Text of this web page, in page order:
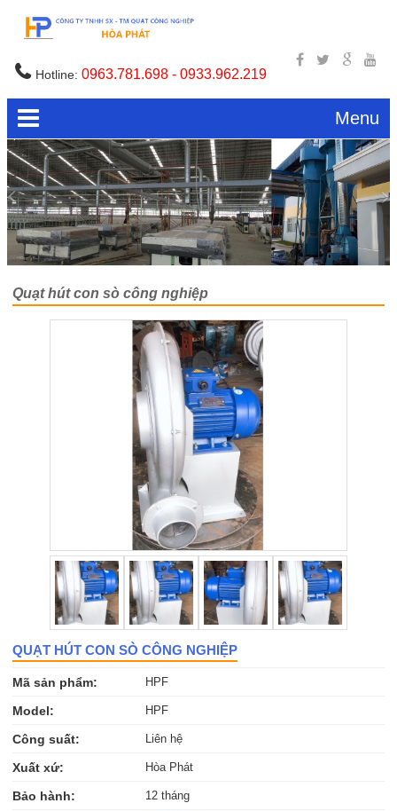
Hotline:0963.781.698 - 0933.962.219
Menu
Quạt hút con sò công nghiệp
QUẠT HÚT CON SÒ CÔNG NGHIỆP
Mã sản phẩm: HPF
Model: HPF
Công suất: Liên hệ
Xuất xứ: Hòa Phát
Bảo hành: 12 tháng